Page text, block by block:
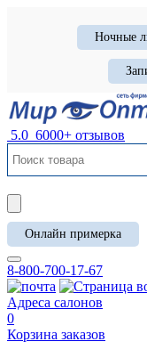
Ночные
5.0 6000+ отзывов
Онлайн примерка
8-800-700-17-67
Адреса салонов
0
Корзина заказов